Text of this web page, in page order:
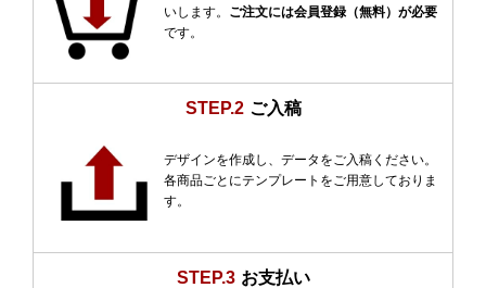
いします。 ご注文には会員登録（無料）が必要
です。
STEP.2 ご入稿
デザインを作成し、データをご入稿ください。
各商品ごとにテンプレートをご用意しておりま
す。
STEP.3 お支払い